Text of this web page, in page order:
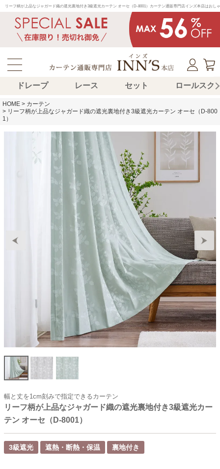
リーフ柄が上品なジャガード織の遮光裏地付き3級遮光カーテン オーセ（D-8001）カーテン通販専門店インズ本店はお
ドレープ レース セット ロールスク
HOME
カーテン
リーフ柄が上品なジャガード織の遮光裏地付き3級遮光カーテン オーセ（D-800
1）
幅と丈を1cm刻みで指定できるカーテン
リーフ柄が上品なジャガード織の遮光裏地付き3級遮光カー
テン オーセ（D-8001）
3級遮光 遮熱・断熱・保温 裏地付き